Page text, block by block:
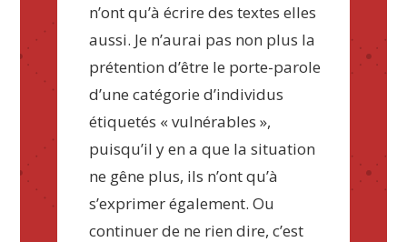
n’ont qu’à écrire des textes elles
aussi. Je n’aurai pas non plus la
prétention d’être le porte-parole
d’une catégorie d’individus
étiquetés « vulnérables »,
puisqu’il y en a que la situation
ne gêne plus, ils n’ont qu’à
s’exprimer également. Ou
continuer de ne rien dire, c’est